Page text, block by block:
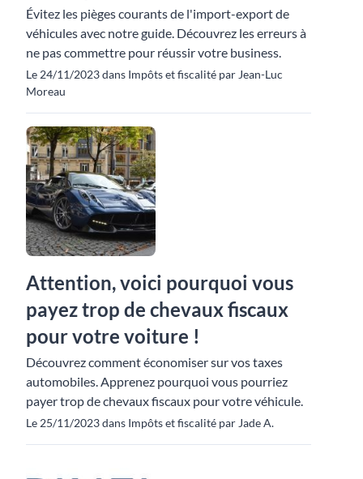
Évitez les pièges courants de l'import-export de
véhicules avec notre guide. Découvrez les erreurs à
ne pas commettre pour réussir votre business.
Le 24/11/2023 dans Impôts et fiscalité par Jean-Luc
Moreau
Attention, voici pourquoi vous
payez trop de chevaux fiscaux
pour votre voiture !
Découvrez comment économiser sur vos taxes
automobiles. Apprenez pourquoi vous pourriez
payer trop de chevaux fiscaux pour votre véhicule.
Le 25/11/2023 dans Impôts et fiscalité par Jade A.